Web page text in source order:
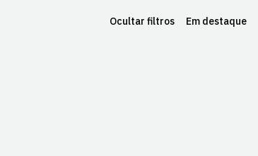
Ocultar filtros Em destaque